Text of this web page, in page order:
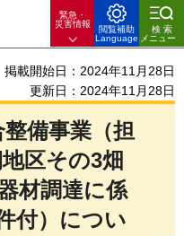
緊急・
災害情報
閲覧補助
Language
検索
メニュー
掲載開始日：2024年11月28日
更新日：2024年11月28日
備事業（担
区その3畑
材調達に係
付）につい